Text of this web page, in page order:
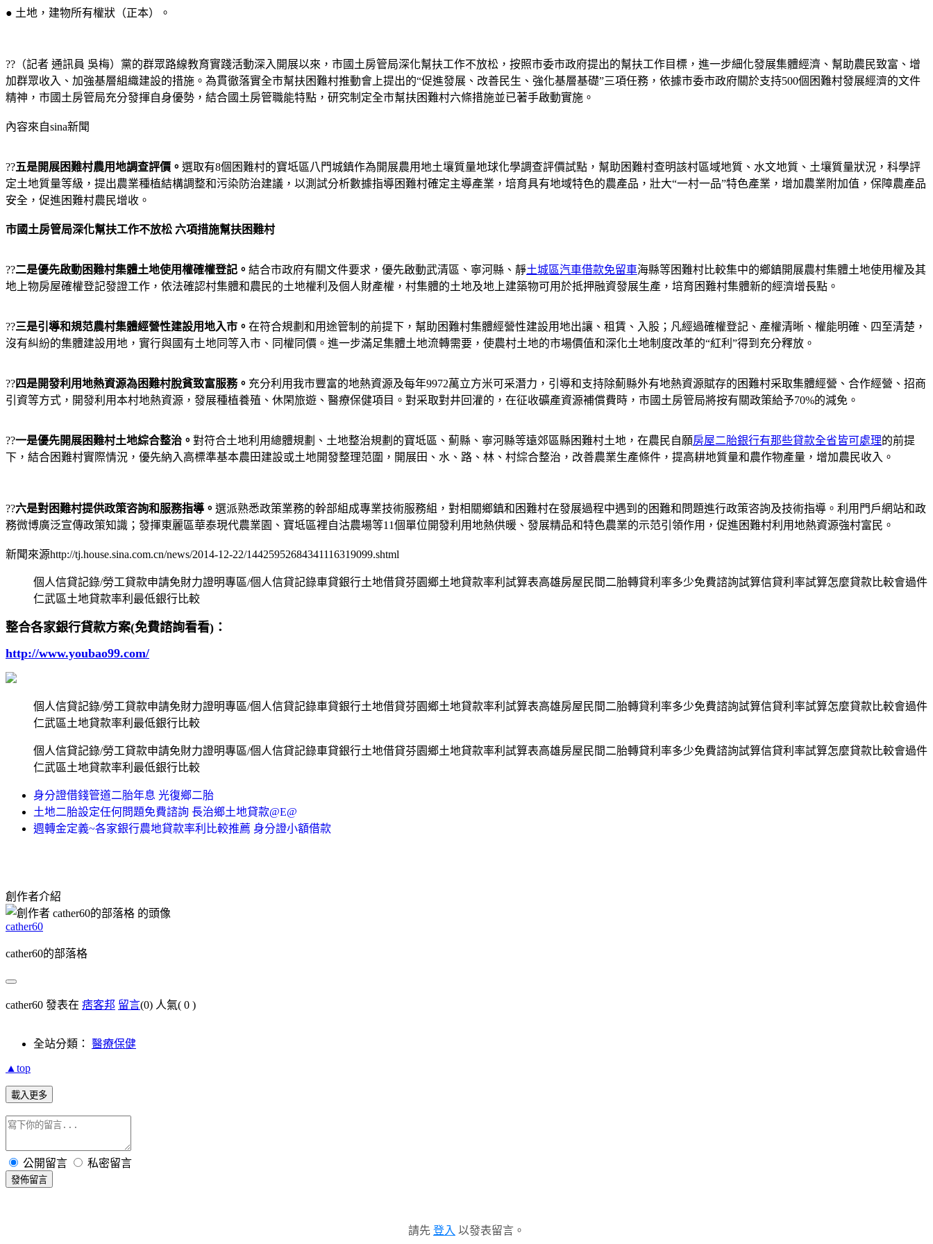
● 土地，建物所有權狀（正本）。
??（記者 通訊員 吳梅）黨的群眾路線教育實踐活動深入開展以來，市國土房管局深化幫扶工作不放松，按照市委市政府提出的幫扶工作目標，進一步細化發展集體經濟、幫助農民致富、增
加群眾收入、加強基層組織建設的措施。為貫徹落實全市幫扶困難村推動會上提出的“促進發展、改善民生、強化基層基礎”三項任務，依據市委市政府關於支持500個困難村發展經濟的文件
精神，市國土房管局充分發揮自身優勢，結合國土房管職能特點，研究制定全市幫扶困難村六條措施並已著手啟動實施。
內容來自sina新聞
??五是開展困難村農用地調查評價。 選取有8個困難村的寶坻區八門城鎮作為開展農用地土壤質量地球化學調查評價試點，幫助困難村查明該村區域地質、水文地質、土壤質量狀況，科學評
定土地質量等級，提出農業種植結構調整和污染防治建議，以測試分析數據指導困難村確定主導產業，培育具有地域特色的農產品，壯大“一村一品”特色產業，增加農業附加值，保障農產品
安全，促進困難村農民增收。
市國土房管局深化幫扶工作不放松 六項措施幫扶困難村
??二是優先啟動困難村集體土地使用權確權登記。 結合市政府有關文件要求，優先啟動武清區、寧河縣、靜土城區汽車借款免留車海縣等困難村比較集中的鄉鎮開展農村集體土地使用權及其
地上物房屋確權登記發證工作，依法確認村集體和農民的土地權利及個人財產權，村集體的土地及地上建築物可用於抵押融資發展生產，培育困難村集體新的經濟增長點。
??三是引導和規范農村集體經營性建設用地入市。 在符合規劃和用途管制的前提下，幫助困難村集體經營性建設用地出讓、租賃、入股；凡經過確權登記、產權清晰、權能明確、四至清楚，
沒有糾紛的集體建設用地，實行與國有土地同等入市、同權同價。進一步滿足集體土地流轉需要，使農村土地的市場價值和深化土地制度改革的“紅利”得到充分釋放。
??四是開發利用地熱資源為困難村脫貧致富服務。 充分利用我市豐富的地熱資源及每年9972萬立方米可采潛力，引導和支持除薊縣外有地熱資源賦存的困難村采取集體經營、合作經營、招商
引資等方式，開發利用本村地熱資源，發展種植養殖、休閑旅遊、醫療保健項目。對采取對井回灌的，在征收礦產資源補償費時，市國土房管局將按有關政策給予70%的減免。
??一是優先開展困難村土地綜合整治。 對符合土地利用總體規劃、土地整治規劃的寶坻區、薊縣、寧河縣等遠郊區縣困難村土地，在農民自願房屋二胎銀行有那些貸款全省皆可處理的前提
下，結合困難村實際情況，優先納入高標準基本農田建設或土地開發整理范圍，開展田、水、路、林、村綜合整治，改善農業生產條件，提高耕地質量和農作物產量，增加農民收入。
??六是對困難村提供政策咨詢和服務指導。 選派熟悉政策業務的幹部組成專業技術服務組，對相關鄉鎮和困難村在發展過程中遇到的困難和問題進行政策咨詢及技術指導。利用門戶網站和政
務微博廣泛宣傳政策知識；發揮東麗區華泰現代農業園、寶坻區裡自沽農場等11個單位開發利用地熱供暖、發展精品和特色農業的示范引領作用，促進困難村利用地熱資源強村富民。
新聞來源http://tj.house.sina.com.cn/news/2014-12-22/14425952684341116319099.shtml
個人信貸記錄/勞工貸款申請免財力證明專區/個人信貸記錄車貸銀行土地借貸芬園鄉土地貸款率利試算表高雄房屋民間二胎轉貸利率多少免費諮詢試算信貸利率試算怎麼貸款比較會過件
仁武區土地貸款率利最低銀行比較
整合各家銀行貸款方案(免費諮詢看看)：
http://www.youbao99.com/
個人信貸記錄/勞工貸款申請免財力證明專區/個人信貸記錄車貸銀行土地借貸芬園鄉土地貸款率利試算表高雄房屋民間二胎轉貸利率多少免費諮詢試算信貸利率試算怎麼貸款比較會過件
仁武區土地貸款率利最低銀行比較
個人信貸記錄/勞工貸款申請免財力證明專區/個人信貸記錄車貸銀行土地借貸芬園鄉土地貸款率利試算表高雄房屋民間二胎轉貸利率多少免費諮詢試算信貸利率試算怎麼貸款比較會過件
仁武區土地貸款率利最低銀行比較
身分證借錢管道二胎年息 光復鄉二胎
土地二胎設定任何問題免費諮詢 長治鄉土地貸款@E@
週轉金定義~各家銀行農地貸款率利比較推薦 身分證小額借款
創作者介紹
cather60
cather60的部落格
cather60 發表在 痞客邦 留言(0) 人氣( 0 )
全站分類： 醫療保健
▲top
載入更多
公開留言 私密留言
發佈留言
請先 登入 以發表留言。